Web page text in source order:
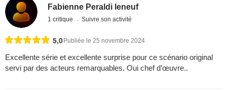
Fabienne Peraldi leneuf
1 critique Suivre son activité
5,0 Publiée le 25 novembre 2024
Excellente série et excellente surprise pour ce scénario original
servi par des acteurs remarquables. Oui chef d’œuvre..